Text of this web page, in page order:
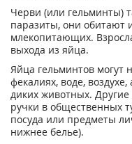
Черви (или гельминты)
паразиты, они обитают
млекопитающих.
выхода из яйца.
Яйца гельминтов могут
фекалиях, воде,
диких животных.
ручки в общественных
посуда или предметы
нижнее белье).